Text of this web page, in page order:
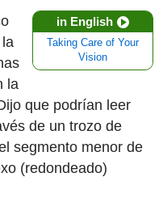
in English
Taking Care of Your
Vision
la
que podrían leer
de un trozo de
segmento menor de
(redondeado)